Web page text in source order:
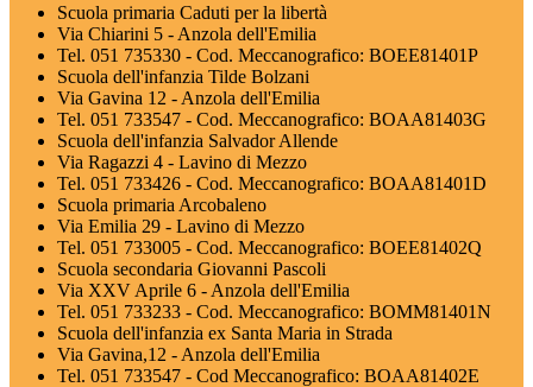
Scuola primaria Caduti per la libertà
Via Chiarini 5 - Anzola dell'Emilia
Tel. 051 735330 - Cod. Meccanografico: BOEE81401P
Scuola dell'infanzia Tilde Bolzani
Via Gavina 12 - Anzola dell'Emilia
Tel. 051 733547 - Cod. Meccanografico: BOAA81403G
Scuola dell'infanzia Salvador Allende
Via Ragazzi 4 - Lavino di Mezzo
Tel. 051 733426 - Cod. Meccanografico: BOAA81401D
Scuola primaria Arcobaleno
Via Emilia 29 - Lavino di Mezzo
Tel. 051 733005 - Cod. Meccanografico: BOEE81402Q
Scuola secondaria Giovanni Pascoli
Via XXV Aprile 6 - Anzola dell'Emilia
Tel. 051 733233 - Cod. Meccanografico: BOMM81401N
Scuola dell'infanzia ex Santa Maria in Strada
Via Gavina,12 - Anzola dell'Emilia
Tel. 051 733547 - Cod Meccanografico: BOAA81402E